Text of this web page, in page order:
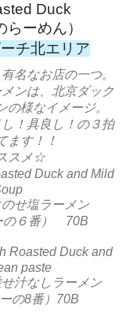
Duck
らーめん）
チ北エリア
名なお店の一つ。
ンは、北京ダック
の様なイメージ。
！具良し！の３拍
ます！！
スメ☆
Duck and Mild
のせ塩ラーメン
の６番） 70B
Roasted Duck and
paste
せ汁なしラーメン
の8番）70B